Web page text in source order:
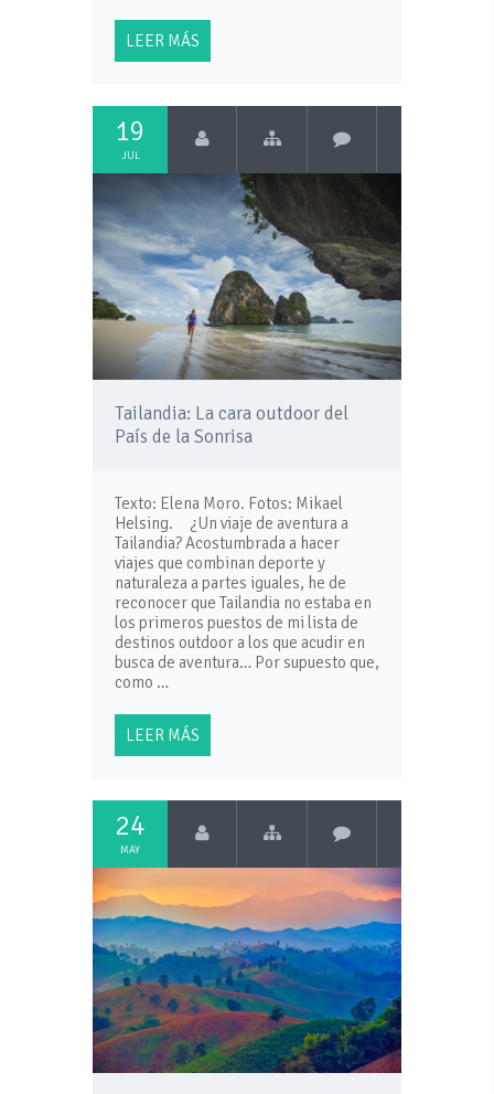
LEER MÁS
19
JUL
Tailandia: La cara outdoor del
País de la Sonrisa
Texto: Elena Moro. Fotos: Mikael
Helsing. ¿Un viaje de aventura a
Tailandia? Acostumbrada a hacer
viajes que combinan deporte y
naturaleza a partes iguales, he de
reconocer que Tailandia no estaba en
los primeros puestos de mi lista de
destinos outdoor a los que acudir en
busca de aventura… Por supuesto que,
como …
LEER MÁS
24
MAY